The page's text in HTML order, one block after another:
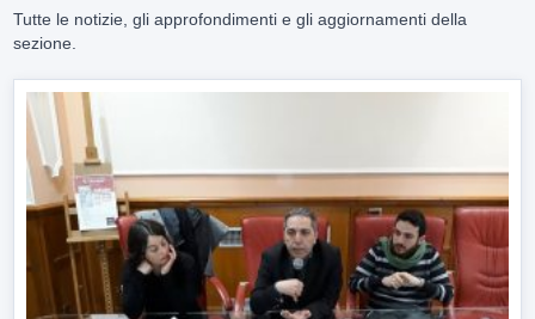
Tutte le notizie, gli approfondimenti e gli aggiornamenti della
sezione.